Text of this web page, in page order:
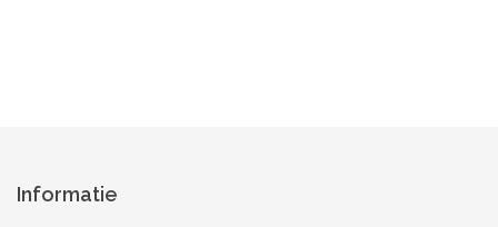
Informatie